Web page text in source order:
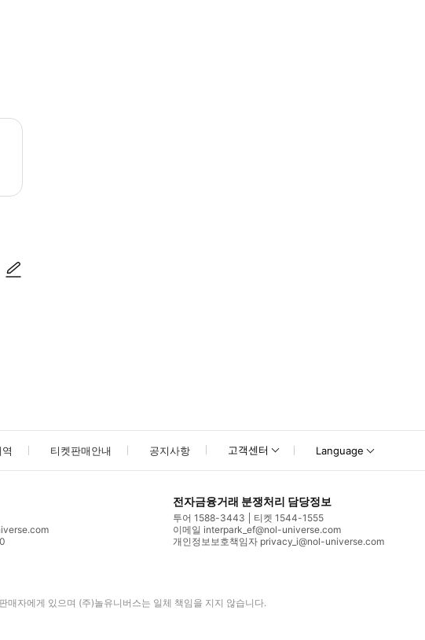
장을 위해서는 티켓 예약이 필수이므로 라스코 IV 공식 홈페이지에서 무료 입장권을
티켓판매안내 공지사항 고객센터 Language
전자금융거래 분쟁처리 담당정보
투어 1588-3443
티켓 1544-1555
이메일 interpark_ef@nol-universe.com
개인정보보호책임자 privacy_i@nol-universe.com
매자에게 있으며 (주)놀유니버스는 일체 책임을 지지 않습니다.